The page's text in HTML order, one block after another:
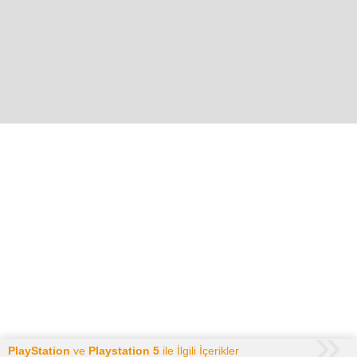
PlayStation ve Playstation 5 ile İlgili İçerikler